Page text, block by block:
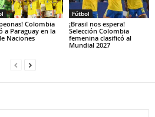
Colombia
a Paraguay en la
Naciones
Fútbol
¡Brasil nos espera!
Selección Colombia
femenina clasificó al
Mundial 2027